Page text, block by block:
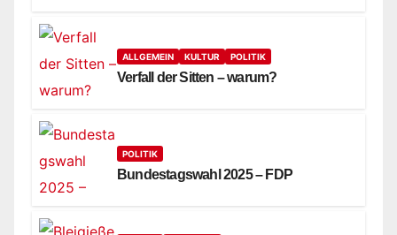
ALLGEMEIN KULTUR POLITIK
Verfall der Sitten – warum?
POLITIK
Bundestagswahl 2025 – FDP